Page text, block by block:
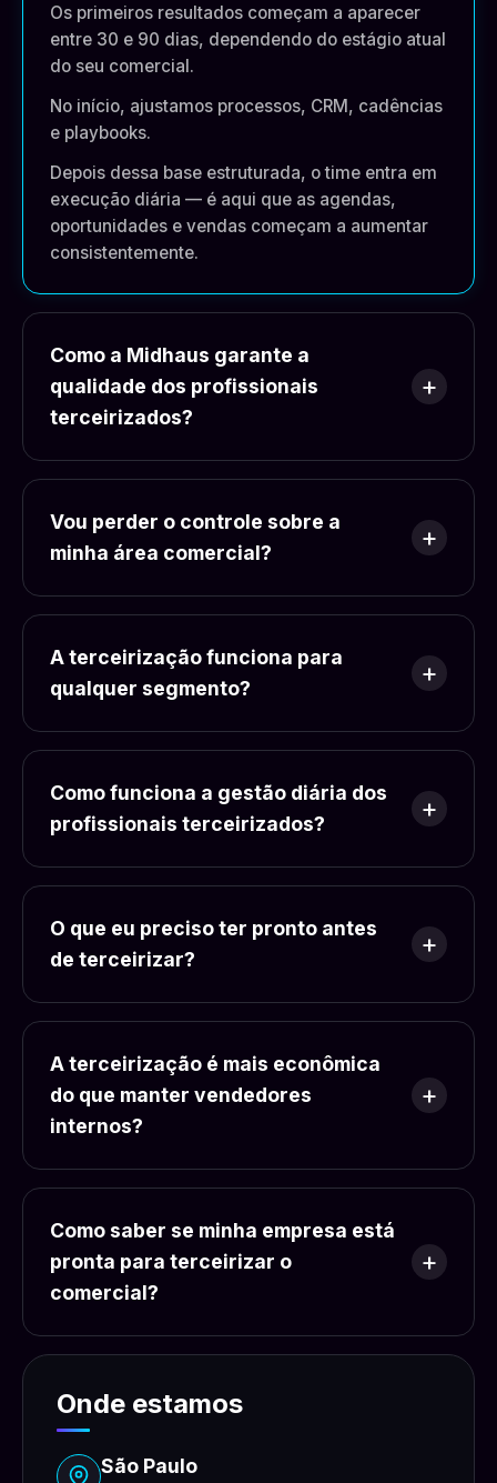
Os primeiros resultados começam a aparecer
entre 30 e 90 dias, dependendo do estágio atual
do seu comercial.
No início, ajustamos processos, CRM, cadências
e playbooks.
Depois dessa base estruturada, o time entra em
execução diária — é aqui que as agendas,
oportunidades e vendas começam a aumentar
consistentemente.
Como a Midhaus garante a
qualidade dos profissionais
terceirizados?
Vou perder o controle sobre a
minha área comercial?
A terceirização funciona para
qualquer segmento?
Como funciona a gestão diária dos
profissionais terceirizados?
O que eu preciso ter pronto antes
de terceirizar?
A terceirização é mais econômica
do que manter vendedores
internos?
Como saber se minha empresa está
pronta para terceirizar o
comercial?
Onde estamos
São Paulo